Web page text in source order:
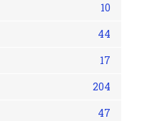
10
44
17
204
47